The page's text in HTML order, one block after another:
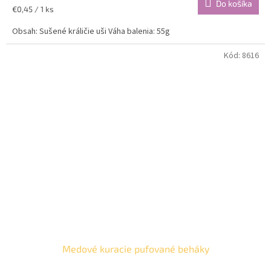
Jednotková
€0,45 / 1 ks
Do košíka
Obsah: Sušené králičie uši Váha balenia: 55g
Medové kuracie pufované beháky
Kód: 8616